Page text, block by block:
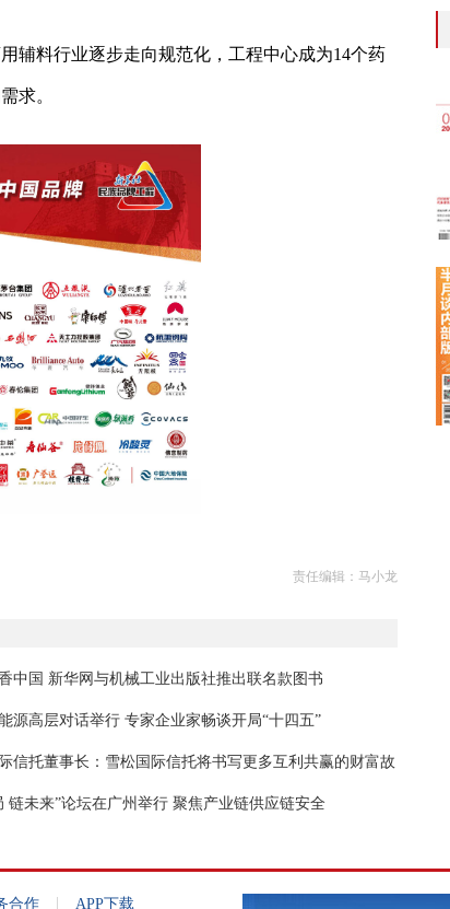
辅料行业逐步走向规范化，工程中心成为14个药
求。
责任编辑：马小龙
中国 新华网与机械工业出版社推出联名款图书
源高层对话举行 专家企业家畅谈开局“十四五”
信托董事长：雪松国际信托将书写更多互利共赢的财富故
链未来”论坛在广州举行 聚焦产业链供应链安全
合作 | APP下载